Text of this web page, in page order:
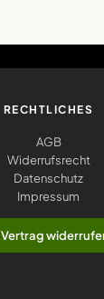
RECHTLICHES
AGB
Widerrufsrecht
Datenschutz
Impressum
Vertrag